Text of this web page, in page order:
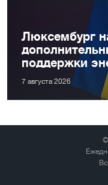
Люксембург
поддержки
7 августа 2026
©